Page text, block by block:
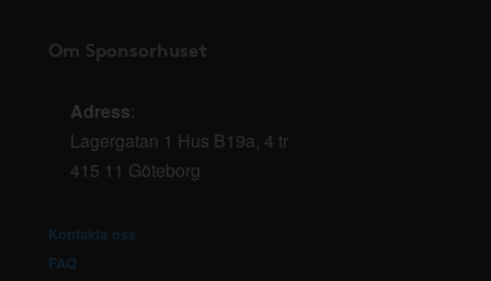
Om Sponsorhuset
Adress:
Lagergatan 1 Hus B19a, 4 tr
415 11 Göteborg
Kontakta oss
FAQ